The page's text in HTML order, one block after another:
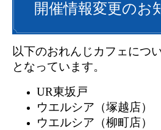
開催情報変更のお
以下のおれんじカフェにつ
となっています。
UR東坂戸
ウエルシア（塚越店）
ウエルシア（柳町店）